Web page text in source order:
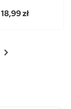
18,99 zł
